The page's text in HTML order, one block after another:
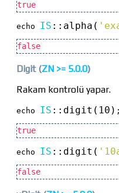
true
echo IS :: alpha(
false
Digit(ZN >= 5.0.0)
Rakam kontrolü yapar.
echo IS :: digit(10) ;
true
echo IS :: digit(
false